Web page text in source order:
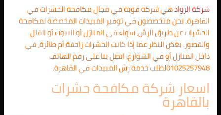
شركة الروادهي شركة قوية في مجال مكافحة الحشرات في
القاهرة. نحن متخصصون في توفير المبيدات المخصصة لمكافحة
الحشرات عن طريق الرش، سواء في المنازل أو البيوت أو الفلل
والقصور. بغض النظر عما إذا كانت الحشرات زاحفة أم طائرة، في
داخل المنازل أو في الشوارع، اتصل بنا على رقم الهاتف
01025257948لطلب خدمة رش المبيدات في القاهرة.
اسعار شركة مكافحة حشرات
بالقاهرة